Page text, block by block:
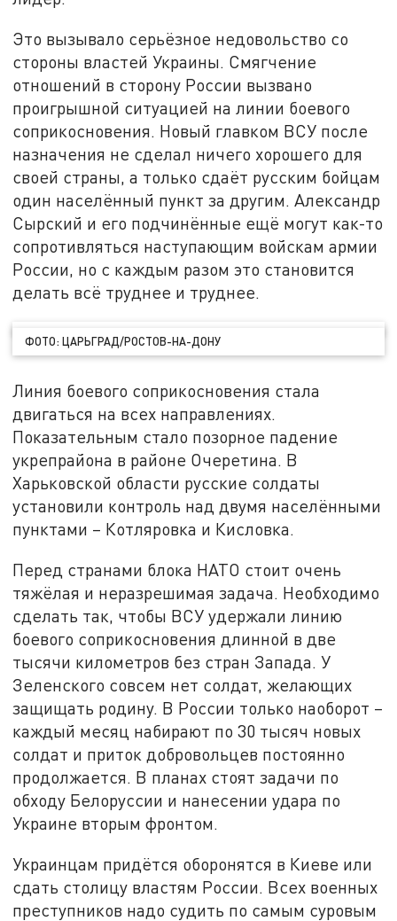
Это вызывало серьёзное недовольство со
стороны властей Украины. Смягчение
отношений в сторону России вызвано
проигрышной ситуацией на линии боевого
соприкосновения. Новый главком ВСУ после
назначения не сделал ничего хорошего для
своей страны, а только сдаёт русским бойцам
один населённый пункт за другим. Александр
Сырский и его подчинённые ещё могут как-то
сопротивляться наступающим войскам армии
России, но с каждым разом это становится
делать всё труднее и труднее.
ФОТО: ЦАРЬГРАД/РОСТОВ-НА-ДОНУ
Линия боевого соприкосновения стала
двигаться на всех направлениях.
Показательным стало позорное падение
укрепрайона в районе Очеретина. В
Харьковской области русские солдаты
установили контроль над двумя населёнными
пунктами – Котляровка и Кисловка.
Перед странами блока НАТО стоит очень
тяжёлая и неразрешимая задача. Необходимо
сделать так, чтобы ВСУ удержали линию
боевого соприкосновения длинной в две
тысячи километров без стран Запада. У
Зеленского совсем нет солдат, желающих
защищать родину. В России только наоборот –
каждый месяц набирают по 30 тысяч новых
солдат и приток добровольцев постоянно
продолжается. В планах стоят задачи по
обходу Белоруссии и нанесении удара по
Украине вторым фронтом.
Украинцам придётся оборонятся в Киеве или
сдать столицу властям России. Всех военных
преступников надо судить по самым суровым